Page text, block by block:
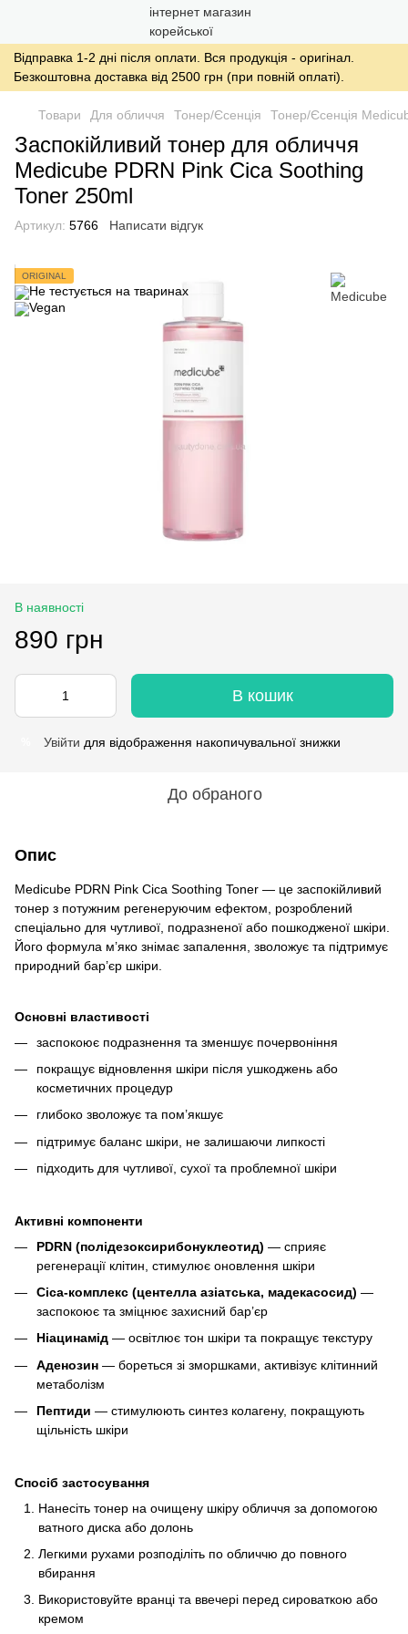
Відправка 1-2 дні після оплати. Вся продукція - оригінал.
Безкоштовна доставка від 2500 грн (при повній оплаті).
Товари Для обличчя Тонер/Єсенція Тонер/Єсенція
Заспокійливий тонер для обличчя
Medicube PDRN Pink Cica Soothing
Toner 250ml
Артикул: 5766 Написати відгук
ORIGINAL
В наявності
890 грн
В кошик
Увійти для відображення накопичувальної знижки
До обраного
Опис
Medicube PDRN Pink Cica Soothing Toner — це заспокійливий
тонер з потужним регенеруючим ефектом, розроблений
спеціально для чутливої, подразненої або пошкодженої шкіри.
Його формула м’яко знімає запалення, зволожує та підтримує
природний бар’єр шкіри.
Основні властивості
заспокоює подразнення та зменшує почервоніння
покращує відновлення шкіри після ушкоджень або
косметичних процедур
глибоко зволожує та пом’якшує
підтримує баланс шкіри, не залишаючи липкості
підходить для чутливої, сухої та проблемної шкіри
Активні компоненти
PDRN (полідезоксирибонуклеотид) — сприяє
регенерації клітин, стимулює оновлення шкіри
Cica-комплекс (центелла азіатська, мадекасосид) —
заспокоює та зміцнює захисний бар’єр
Ніацинамід — освітлює тон шкіри та покращує текстуру
Аденозин — бореться зі зморшками, активізує клітинний
метаболізм
Пептиди — стимулюють синтез колагену, покращують
щільність шкіри
Спосіб застосування
Нанесіть тонер на очищену шкіру обличчя за допомогою
ватного диска або долонь
Легкими рухами розподіліть по обличчю до повного
вбирання
Використовуйте вранці та ввечері перед сироваткою або
кремом